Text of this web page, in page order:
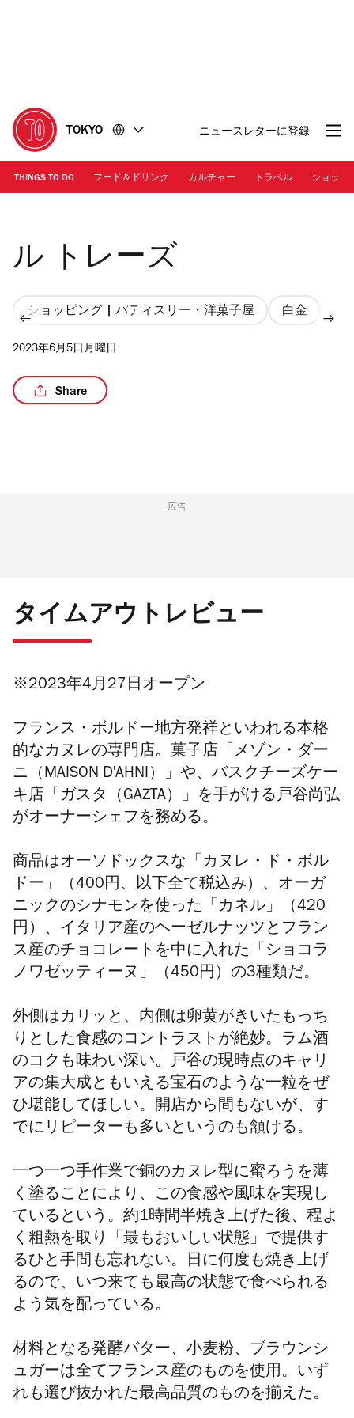
に
移
動
移
動
TOKYO ニュースレターに登録
THINGS TO DO フード＆ドリンク カルチャー トラベル ショッピ
Photo: Genya Aoki
ル トレーズ
ショッピング | パティスリー・洋菓子屋 白金
2023年6月5日月曜日
Share
広告
タイムアウトレビュー
※2023年4月27日オープン
フランス・ボルドー地方発祥といわれる本格
的なカヌレの専門店。菓子店「メゾン・ダー
ニ（MAISON D'AHNI）」や、バスクチーズケー
キ店「ガスタ（GAZTA）」を手がける戸谷尚弘
がオーナーシェフを務める。
商品はオーソドックスな「カヌレ・ド・ボル
ドー」（400円、以下全て税込み）、オーガ
ニックのシナモンを使った「カネル」（420
円）、イタリア産のヘーゼルナッツとフラン
ス産のチョコレートを中に入れた「ショコラ
ノワゼッティーヌ」（450円）の3種類だ。
外側はカリッと、内側は卵黄がきいたもっち
りとした食感のコントラストが絶妙。ラム酒
のコクも味わい深い。戸谷の現時点のキャリ
アの集大成ともいえる宝石のような一粒をぜ
ひ堪能してほしい。 開店から間もないが、す
でにリピーターも多いというのも頷ける。
一つ一つ手作業で銅のカヌレ型に蜜ろうを薄
く塗ることにより、この食感や風味を実現し
ているという。約1時間半焼き上げた後、程よ
く粗熱を取り「最もおいしい状態」で提供す
るひと手間も忘れない。日に何度も焼き上げ
るので、いつ来ても最高の状態で食べられる
よう気を配っている。
材料となる発酵バター、小麦粉、ブラウンシ
ュガーは全てフランス産のものを使用。いず
れも選び抜かれた最高品質のものを揃えた。